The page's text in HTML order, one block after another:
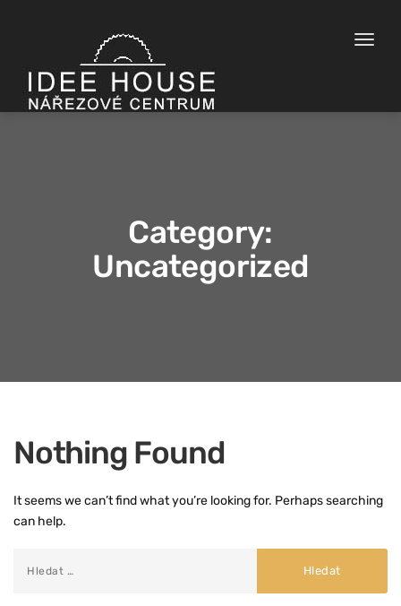
Toggle
Category:
Uncategorized
Nothing Found
It seems we can’t find what you’re looking for. Perhaps searching
can help.